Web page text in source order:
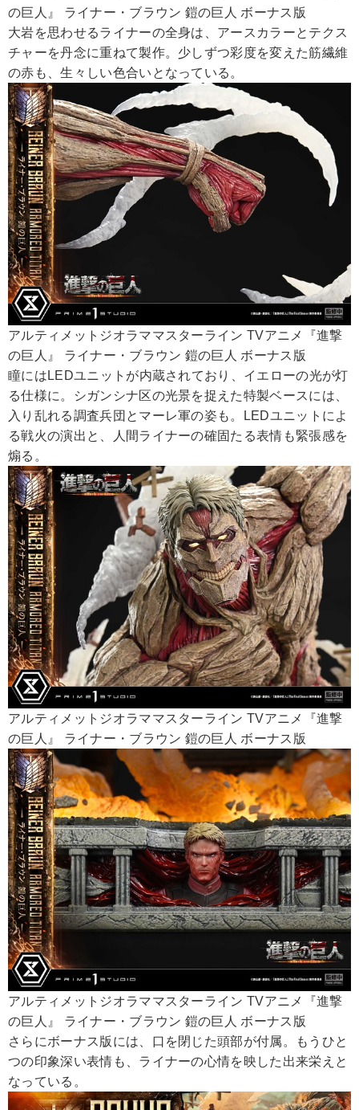
の巨人』 ライナー・ブラウン 鎧の巨人 ボーナス版
大岩を思わせるライナーの全身は、アースカラーとテクス
チャーを丹念に重ねて製作。少しずつ彩度を変えた筋繊維
の赤も、生々しい色合いとなっている。
アルティメットジオラママスターライン TVアニメ『進撃
の巨人』 ライナー・ブラウン 鎧の巨人 ボーナス版
瞳にはLEDユニットが内蔵されており、イエローの光が灯
る仕様に。シガンシナ区の光景を捉えた特製ベースには、
入り乱れる調査兵団とマーレ軍の姿も。LEDユニットによ
る戦火の演出と、人間ライナーの確固たる表情も緊張感を
煽る。
アルティメットジオラママスターライン TVアニメ『進撃
の巨人』 ライナー・ブラウン 鎧の巨人 ボーナス版
アルティメットジオラママスターライン TVアニメ『進撃
の巨人』 ライナー・ブラウン 鎧の巨人 ボーナス版
さらにボーナス版には、口を閉じた頭部が付属。もうひと
つの印象深い表情も、ライナーの心情を映した出来栄えと
なっている。